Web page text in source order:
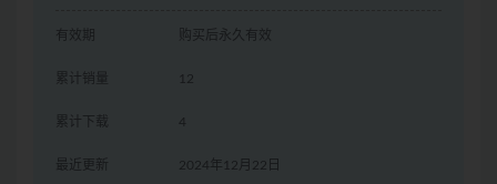
有效期 购买后永久有效
累计销量 12
累计下载 4
最近更新 2024年12月22日